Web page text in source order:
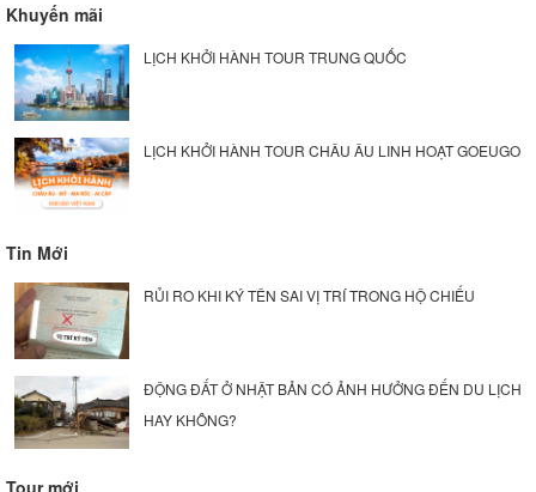
Khuyến mãi
LỊCH KHỞI HÀNH TOUR TRUNG QUỐC
LỊCH KHỞI HÀNH TOUR CHÂU ÂU LINH HOẠT GOEUGO
Tin Mới
RỦI RO KHI KÝ TÊN SAI VỊ TRÍ TRONG HỘ CHIẾU
ĐỘNG ĐẤT Ở NHẬT BẢN CÓ ẢNH HƯỞNG ĐẾN DU LỊCH
HAY KHÔNG?
Tour mới